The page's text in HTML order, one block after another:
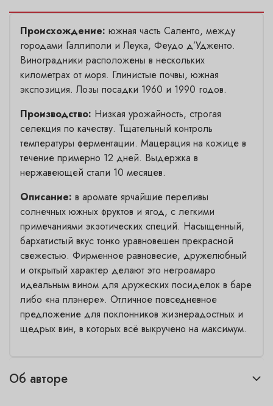
Происхождение: южная часть Саленто, между
городами Галлиполи и Леука, Феудо д’Удженто.
Виноградники расположены в нескольких
километрах от моря. Глинистые почвы, южная
экспозиция. Лозы посадки 1960 и 1990 годов.
Производство: Низкая урожайность, строгая
селекция по качеству. Тщательный контроль
температуры ферментации. Мацерация на кожице в
течение примерно 12 дней. Выдержка в
нержавеющей стали 10 месяцев.
Описание: в аромате ярчайшие переливы
солнечных южных фруктов и ягод, с легкими
примечаниями экзотических специй. Насыщенный,
бархатистый вкус тонко уравновешен прекрасной
свежестью. Фирменное равновесие, дружелюбный
и открытый характер делают это негроамаро
идеальным вином для дружеских посиделок в баре
либо «на плэнере». Отличное повседневное
предложение для поклонников жизнерадостных и
щедрых вин, в которых всё выкручено на максимум.
Об авторе